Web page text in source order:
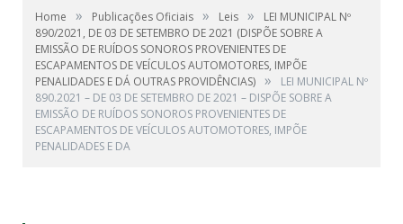
Home » Publicações Oficiais » Leis »
LEI MUNICIPAL Nº
890/2021, DE 03 DE SETEMBRO DE 2021 (DISPÕE SOBRE A
EMISSÃO DE RUÍDOS SONOROS PROVENIENTES DE
ESCAPAMENTOS DE VEÍCULOS AUTOMOTORES, IMPÕE
PENALIDADES E DÁ OUTRAS PROVIDÊNCIAS) »
LEI MUNICIPAL Nº
890.2021 – DE 03 DE SETEMBRO DE 2021 – DISPÕE SOBRE A
EMISSÃO DE RUÍDOS SONOROS PROVENIENTES DE
ESCAPAMENTOS DE VEÍCULOS AUTOMOTORES, IMPÕE
PENALIDADES E DA